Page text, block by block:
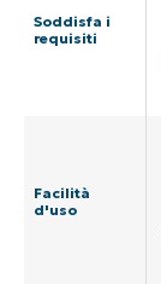
Soddisfa i
requisiti
Facilità
d'uso